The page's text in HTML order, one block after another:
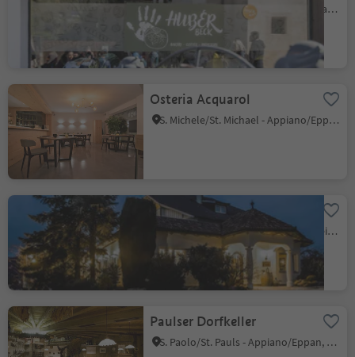
St. Michael/S. Michele - Eppan/Appiano, Eppan an der Weinstaße/Appiano sulla Strada del Vino, Alto Adige Wine Road
Osteria Acquarol
S. Michele/St. Michael - Appiano/Eppan, Eppan an der Weinstaße/Appiano sulla Strada del Vino, Alto Adige Wine Road
Pizzeria Gaiser
Cornaiano/Girlan, Eppan an der Weinstaße/Appiano sulla Strada del Vino, Alto Adige Wine Road
Paulser Dorfkeller
S. Paolo/St. Pauls - Appiano/Eppan, Eppan an der Weinstaße/Appiano sulla Strada del Vino, Alto Adige Wine Road